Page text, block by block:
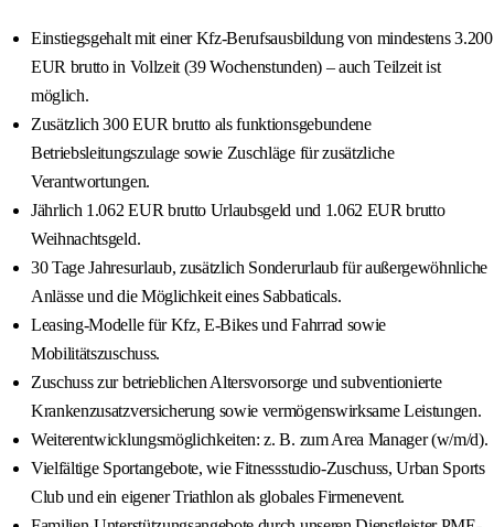
Einstiegsgehalt mit einer Kfz-Berufsausbildung von mindestens 3.200
EUR brutto in Vollzeit (39 Wochenstunden) – auch Teilzeit ist
möglich.
Zusätzlich 300 EUR brutto als funktionsgebundene
Betriebsleitungszulage sowie Zuschläge für zusätzliche
Verantwortungen.
Jährlich 1.062 EUR brutto Urlaubsgeld und 1.062 EUR brutto
Weihnachtsgeld.
30 Tage Jahresurlaub, zusätzlich Sonderurlaub für außergewöhnliche
Anlässe und die Möglichkeit eines Sabbaticals.
Leasing-Modelle für Kfz, E-Bikes und Fahrrad sowie
Mobilitätszuschuss.
Zuschuss zur betrieblichen Altersvorsorge und subventionierte
Krankenzusatzversicherung sowie vermögenswirksame Leistungen.
Weiterentwicklungsmöglichkeiten: z. B. zum Area Manager (w/m/d).
Vielfältige Sportangebote, wie Fitnessstudio-Zuschuss, Urban Sports
Club und ein eigener Triathlon als globales Firmenevent.